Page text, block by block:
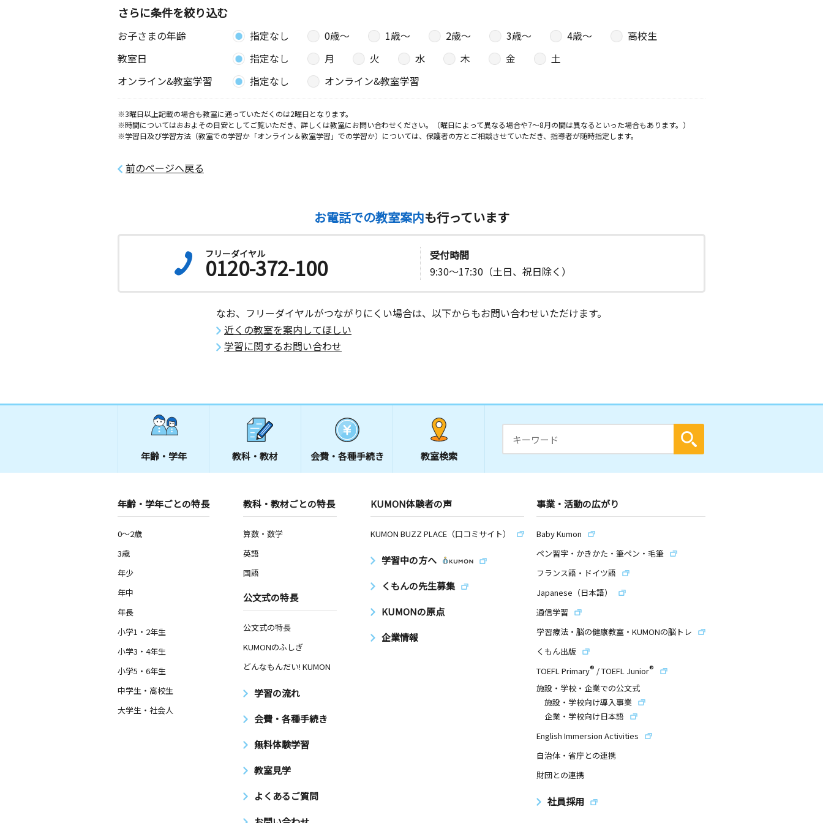
さらに条件を絞り込む
お子さまの年齢 指定なし 0歳〜 1歳〜 2歳〜 3歳〜 4歳〜
高校生
教室日
指定なし 月 火 水 木 金
土
オンライン&教室学習
指定なし オンライン&教室学習
※3曜日以上記載の場合も教室に通っていただくのは2曜日となります。
※時間についてはおおよその目安としてご覧いただき、詳しくは教室にお問い合わせください。（曜日によって異なる場合や7～8月の間は異なるといった場合もあります。）
※学習日及び学習方法（教室での学習か「オンライン＆教室学習」での学習か）については、保護者の方とご相談させていただき、指導者が随時指定します。
前のページへ戻る
お電話での教室案内も行っています
フリーダイヤル
0120-372-100
受付時間
9:30～17:30（土日、祝日除く）
なお、フリーダイヤルがつながりにくい場合は、以下からもお問い合わせいただけます。
近くの教室を案内してほしい
学習に関するお問い合わせ
年齢・学年 教科・教材 会費・ 各種手続き 教室検索
年齢・学年ごとの特長
0～2歳
3歳
年少
年中
年長
小学1・2年生
小学3・4年生
小学5・6年生
中学生・高校生
大学生・社会人
教科・教材ごとの特長
算数・数学
英語
国語
公文式の特長
公文式の特長
KUMONのふしぎ
どんなもんだい! KUMON
学習の流れ
会費・各種手続き
無料体験学習
教室見学
よくあるご質問
KUMON体験者の声
KUMON BUZZ PLACE（口コミサイト）
学習中の方へ
くもんの先生募集
KUMONの原点
企業情報
事業・活動の広がり
Baby Kumon
ペン習字・かきかた・筆ペン・毛筆
フランス語・ドイツ語
Japanese（日本語）
通信学習
学習療法・脳の健康教室・KUMONの脳トレ
くもん出版
TOEFL Primary® /TOEFL Junior®
施設・学校・企業での公文式
施設・学校向け導入事業
企業・学校向け日本語
English Immersion Activities
自治体・省庁との連携
財団との連携
社員採用